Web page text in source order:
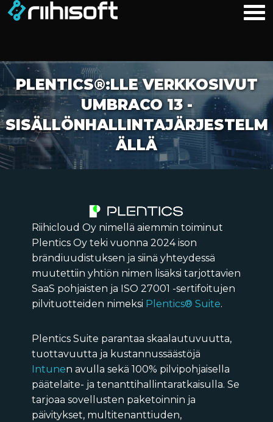
PLENTICS®:LLE VERKKOSIVUT
UMBRACO 13 -
SISÄLLÖNHALLINTAJÄRJESTELM
ÄLLÄ
Riihicloud Oy nimellä aiemmin toiminut
Plentics Oy teki vuonna 2024 ison
brändiuudistuksen ja siinä yhteydessä
muutettiin yhtiön nimen lisäksi tarjottavien
SaaS pohjaisten ja ISO 27001 -sertifoitujen
pilvituotteiden nimeksi Plentics® Suite.
Plentics Suite parantaa skaalautuvuutta,
tuottavuutta ja kustannussäästöjä
Intunen avulla sekä 100% pilvipohjaisella
päätelaite- ja tenanttihallintaratkaisulla. Se
tarjoaa sovellusten paketoinnin ja
päivitykset, multitenanttiuden,